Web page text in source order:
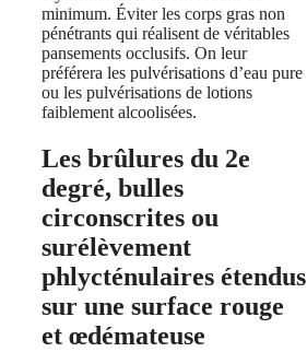
minimum. Éviter les corps gras non
pénétrants qui réalisent de véritables
pansements occlusifs. On leur
préférera les pulvérisations d’eau pure
ou les pulvérisations de lotions
faiblement alcoolisées.
Les brûlures du 2e
degré, bulles
circonscrites ou
surélèvement
phlycténulaires étendus
sur une surface rouge
et œdémateuse